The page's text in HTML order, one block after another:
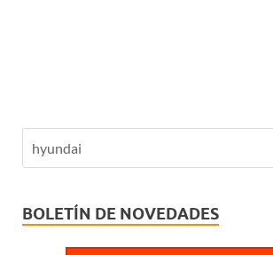
BOLETÍN DE NOVEDADES